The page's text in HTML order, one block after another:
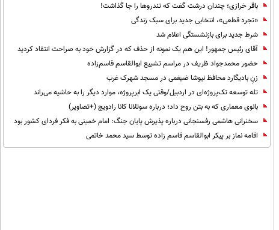
باقر خرازی؛ چندان درشت گفت که تندروها را جا گذاشت!
«تجرد قطعی»، انتخابی جدید برای سبک زندگی
شرط جدید برای بازنشستگی اعلام شد
آقای رئیس جمهور! این هم یک نمونه از حذف که در گزارش خود به صراحت انتقاد کردید
حضور محمدجواد ظریف در مراسم تشییع ابوالقاسم قاسم‌زاده
زنِ بادیگارد محافظ نیوشا ضیغمی در مسجد شهرک غرب
تله توسعه تک‌پروژه‌ای در اردبیل/وقتی یک ابرپروژه، موارد دیگر را به حاشیه می‌راند
بانوی معماری که به بتن روح داد؛ درباره سوتلانا کانا رادویچ (+تصاویر)
سخنرانی هاشمی رفسنجانی درباره پذیرش پایان جنگ: امام خمینی به فکر فردای کشور بود
اقامه نماز بر پیکر ابوالقاسم قاسم زاده توسط سید محمد خاتمی